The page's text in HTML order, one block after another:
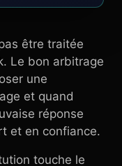
être traitée
Le bon arbitrage
une
et quand
réponse
et en confiance.
touche le